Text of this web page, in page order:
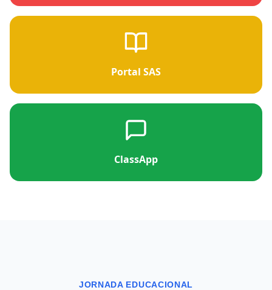
Portal SAS
ClassApp
JORNADA EDUCACIONAL